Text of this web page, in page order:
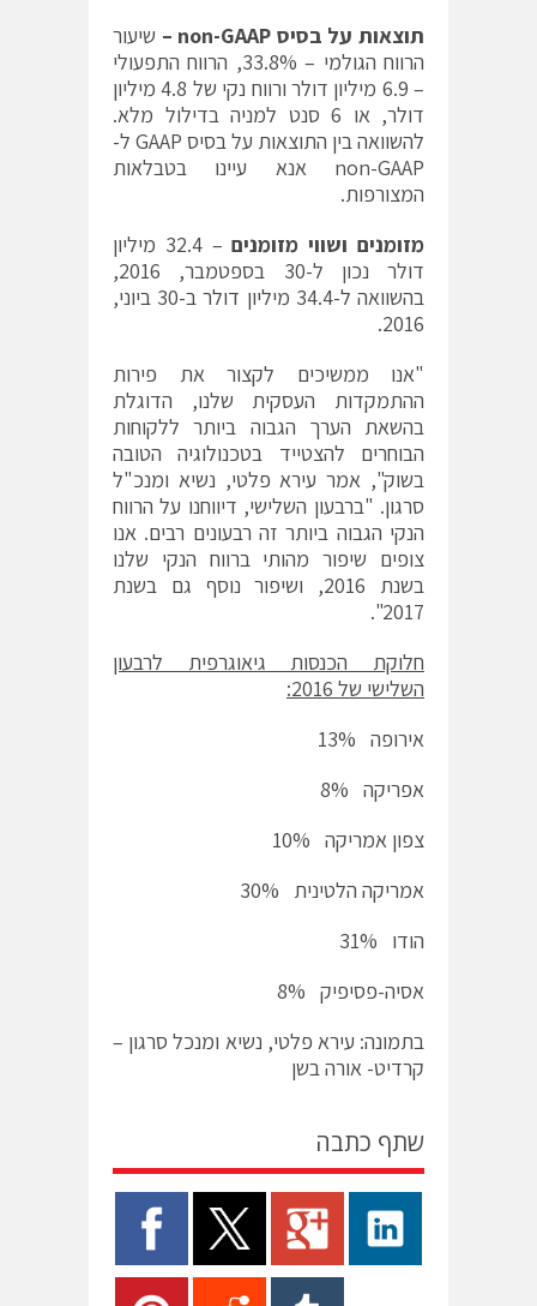
תוצאות על בסיס non-GAAP
– שיעור
הרווח הגולמי – 33.8%, הרווח התפעולי
– 6.9 מיליון דולר ורווח נקי של 4.8 מיליון
דולר, או 6 סנט למניה בדילול מלא.
להשוואה בין התוצאות על בסיס GAAP ל-
non-GAAP אנא עיינו בטבלאות
המצורפות.
מזומנים ושווי מזומנים
– 32.4 מיליון
דולר נכון ל-30 בספטמבר, 2016,
בהשוואה ל-34.4 מיליון דולר ב-30 ביוני,
2016.
"אנו ממשיכים לקצור את פירות
ההתמקדות העסקית שלנו, הדוגלת
בהשאת הערך הגבוה ביותר ללקוחות
הבוחרים להצטייד בטכנולוגיה הטובה
בשוק", אמר עירא פלטי, נשיא ומנכ"ל
סרגון. "ברבעון השלישי, דיווחנו על הרווח
הנקי הגבוה ביותר זה רבעונים רבים. אנו
צופים שיפור מהותי ברווח הנקי שלנו
בשנת 2016, ושיפור נוסף גם בשנת
2017".
חלוקת הכנסות גיאוגרפית לרבעון
השלישי של 2016:
אירופה 13%
אפריקה 8%
צפון אמריקה 10%
אמריקה הלטינית 30%
הודו 31%
אסיה-פסיפיק 8%
בתמונה: עירא פלטי, נשיא ומנכל סרגון –
קרדיט- אורה בשן
שתף כתבה